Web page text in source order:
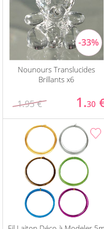
Nounours Translucides
Brillants x6
1.95 € 1.30